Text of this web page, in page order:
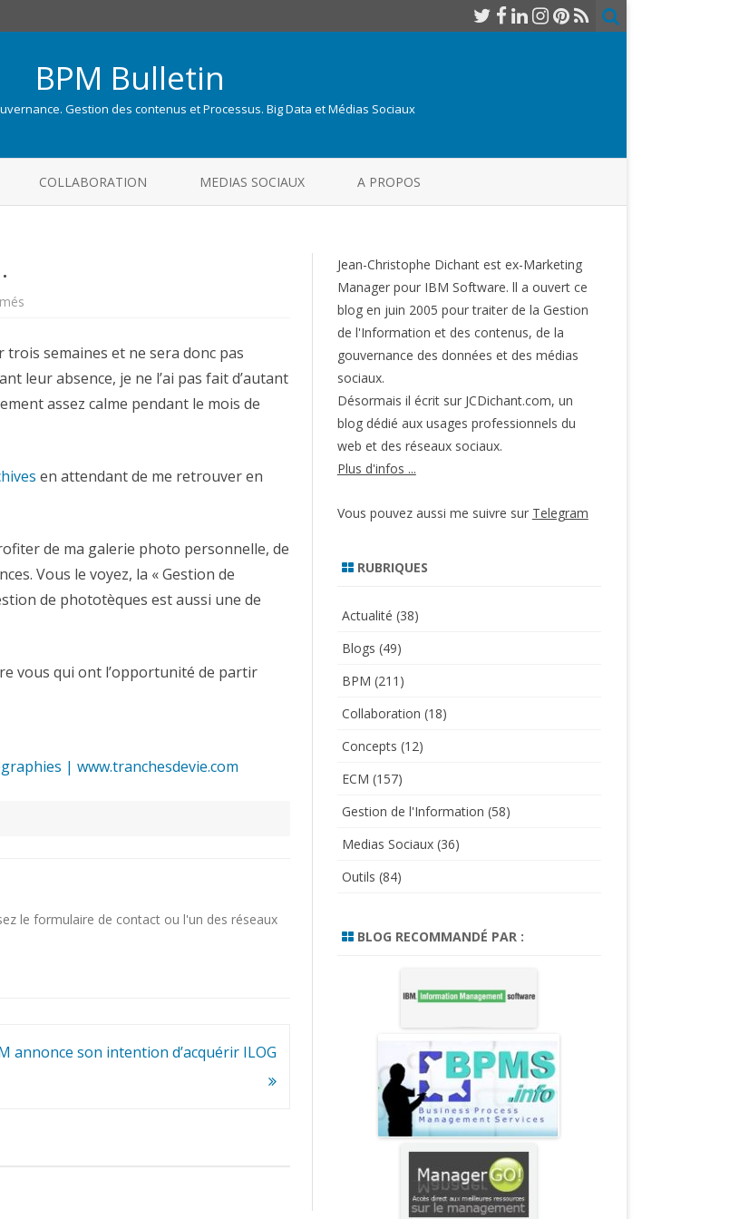
BPM Bulletin
Gestion des contenus et Processus. Big Data et Médias Sociaux
to
COLLABORATION MEDIAS SOCIAUX A PROPOS
en
congés
…
semaines et ne sera donc pas
leur absence, je ne l’ai pas fait d’autant
assez calme pendant le mois de
en attendant de me retrouver en
de ma galerie photo personnelle, de
Vous le voyez, la « Gestion de
de phototèques est aussi une de
vous qui ont l’opportunité de partir
| www.tranchesdevie.com
leformulaire de contact ou l'un desréseaux
annonce son intention d’acquérir ILOG
Jean-Christophe Dichant est ex-Marketing
Manager pour IBM Software. ll a ouvert ce
blog en juin 2005 pour traiter de la Gestion
de l'Information et des contenus, de la
gouvernance des données et des médias
sociaux.
Désormais il écrit sur JCDichant.com, un
blog dédié aux usages professionnels du
web et des réseaux sociaux.
Plus d'infos ...
Vous pouvez aussi me suivre sur Telegram
RUBRIQUES
Actualité (38)
Blogs (49)
BPM (211)
Collaboration (18)
Concepts (12)
ECM (157)
Gestion de l'Information (58)
Medias Sociaux(36)
Outils (84)
BLOG RECOMMANDÉ PAR :